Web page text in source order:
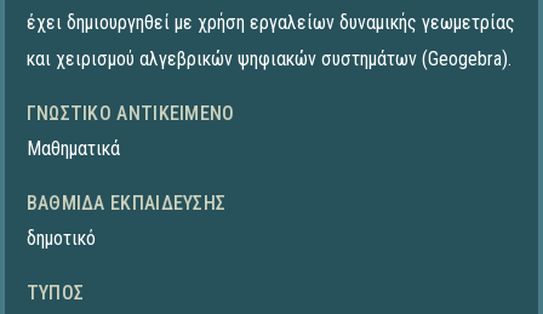
έχει δημιουργηθεί με χρήση εργαλείων δυναμικής γεωμετρίας
και χειρισμού αλγεβρικών ψηφιακών συστημάτων (Geogebra).
ΓΝΩΣΤΙΚΌ ΑΝΤΙΚΕΊΜΕΝΟ
Μαθηματικά
ΒΑΘΜΊΔΑ ΕΚΠΑΊΔΕΥΣΗΣ
δημοτικό
ΤΎΠΟΣ